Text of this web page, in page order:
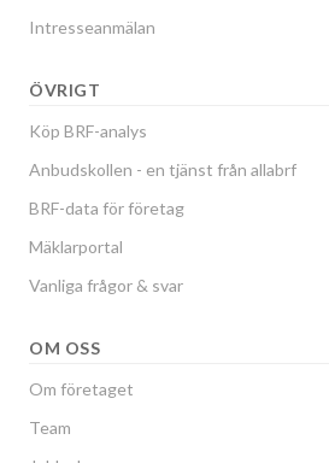
Intresseanmälan
ÖVRIGT
Köp BRF-analys
Anbudskollen - en tjänst från allabrf
BRF-data för företag
Mäklarportal
Vanliga frågor & svar
OM OSS
Om företaget
Team